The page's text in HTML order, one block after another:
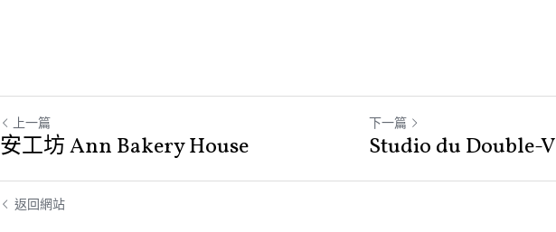
上一篇
安工坊 Ann Bakery House
下一篇
Studio du Double-V
返回網站